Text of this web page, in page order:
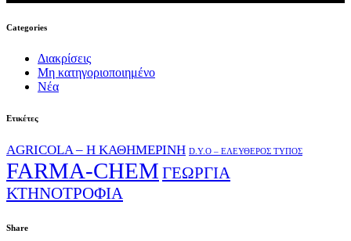
Categories
Διακρίσεις
Μη κατηγοριοποιημένο
Νέα
Ετικέτες
AGRICOLA – Η ΚΑΘΗΜΕΡΙΝΗ D.Y.O – ΕΛΕΥΘΕΡΟΣ ΤΥΠΟΣ
FARMA-CHEM ΓΕΩΡΓΙΑ
ΚΤΗΝΟΤΡΟΦΙΑ
Share